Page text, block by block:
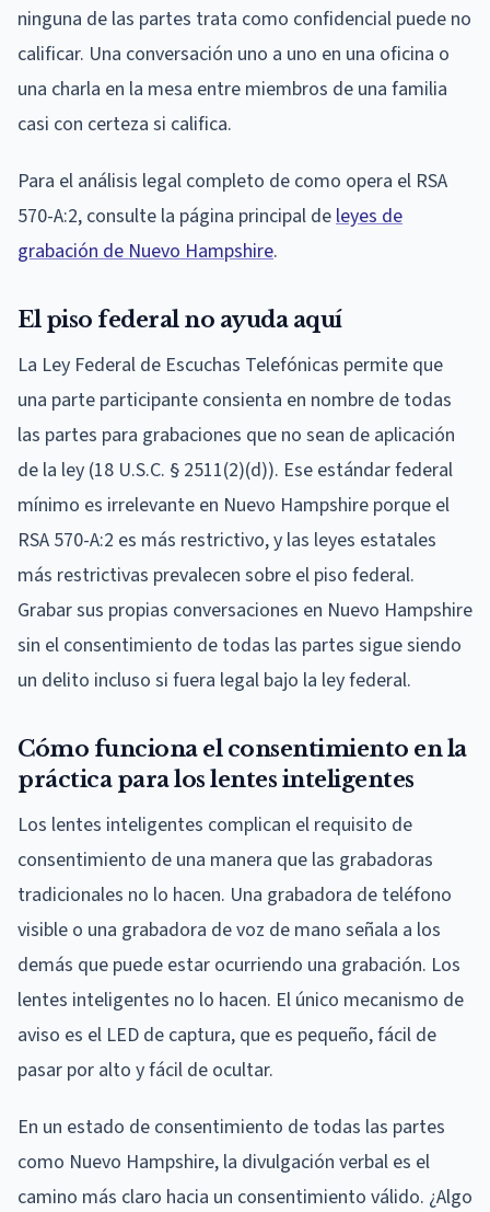
ninguna de las partes trata como confidencial puede no
calificar. Una conversación uno a uno en una oficina o
una charla en la mesa entre miembros de una familia
casi con certeza si califica.
Para el análisis legal completo de como opera el RSA
570-A:2, consulte la página principal de leyes de
grabación de Nuevo Hampshire.
El piso federal no ayuda aquí
La Ley Federal de Escuchas Telefónicas permite que
una parte participante consienta en nombre de todas
las partes para grabaciones que no sean de aplicación
de la ley (18 U.S.C. § 2511(2)(d)). Ese estándar federal
mínimo es irrelevante en Nuevo Hampshire porque el
RSA 570-A:2 es más restrictivo, y las leyes estatales
más restrictivas prevalecen sobre el piso federal.
Grabar sus propias conversaciones en Nuevo Hampshire
sin el consentimiento de todas las partes sigue siendo
un delito incluso si fuera legal bajo la ley federal.
Cómo funciona el consentimiento en la
práctica para los lentes inteligentes
Los lentes inteligentes complican el requisito de
consentimiento de una manera que las grabadoras
tradicionales no lo hacen. Una grabadora de teléfono
visible o una grabadora de voz de mano señala a los
demás que puede estar ocurriendo una grabación. Los
lentes inteligentes no lo hacen. El único mecanismo de
aviso es el LED de captura, que es pequeño, fácil de
pasar por alto y fácil de ocultar.
En un estado de consentimiento de todas las partes
como Nuevo Hampshire, la divulgación verbal es el
camino más claro hacia un consentimiento válido. ¿Algo